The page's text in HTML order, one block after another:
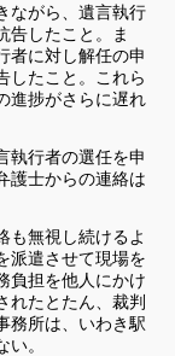
ながら、遺言執行
告したこと。ま
者に対し解任の申
したこと。これら
進捗がさらに遅れ
執行者の選任を申
護士からの連絡は
も無視し続けるよ
派遣させて現場を
負担を他人にかけ
れたとたん、裁判
務所は、いわき駅
。